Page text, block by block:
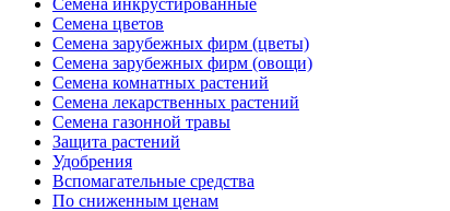
Семена инкрустированные
Семена цветов
Семена зарубежных фирм (цветы)
Семена зарубежных фирм (овощи)
Семена комнатных растений
Семена лекарственных растений
Семена газонной травы
Защита растений
Удобрения
Вспомагательные средства
По сниженным ценам